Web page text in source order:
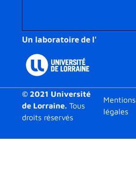
Un laboratoire de l'
© 2021 Université
de Lorraine.Tous
droits réservés
Footer
Mentions
légales